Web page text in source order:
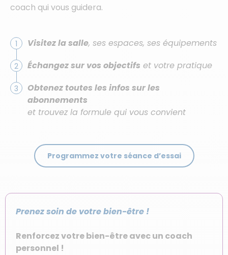
coach qui vous guidera.
Visitez la salle, ses espaces, ses équipements
Échangez sur vos objectifs et votre pratique
Obtenez toutes les infos sur les
abonnements
et trouvez la formule qui vous convient
Programmez votre séance d’essai
Prenez soin de votre bien-être !
Renforcez votre bien-être avec un coach
personnel !